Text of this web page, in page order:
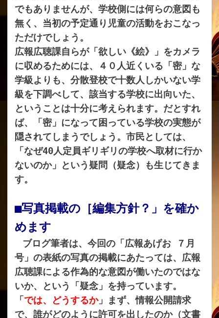
でもありませんが、学校側には何らの意図も
無く、当初の予定通り児童の活動をおこなっ
ただけでしょう。
広報広聴課自らが「欲しい《絵》」をカメラ
に収めるためには、４０人近くいる「密」な
学級よりも、分散登校で十数人しかいない学
級を下調べして、該当する学校に出向いた、
ということは十分に考えられます。だとすれ
ば、「密」になって困っている学校の実態が
隠されてしまうでしょう。市民としては、
「なぜ40人定員ギリギリの学校へ取材に行か
ないのか」という疑問（疑念）も生じてきま
す。
■写真掲載の［編集方針？」を確か
めます
ブログ筆者は、今回の「広報あげお ７月
号」の表紙の写真の掲載にあたっては、広報
広聴課による作為的な意図が働いたのではな
いか、という「疑念」を持っています。
「 では、どうするか」まず、情報公開請求
で、誰がどのように許可を出したのか（文書